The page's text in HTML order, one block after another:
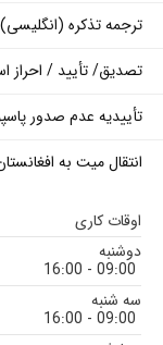
ترجمه تذکره (انگلیسی)
تصدیق/ تأیید / احراز
تأییدیه عدم صدور
انتقال میت به
اوقات کاری
دوشنبه
09:00 - 16:00
سه شنبه
09:00 - 16:00